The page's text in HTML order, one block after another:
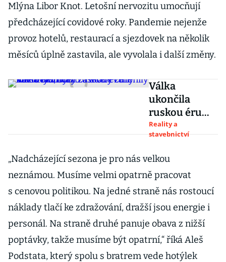
Mlýna Libor Knot. Letošní nervozitu umocňují
předcházející covidové roky. Pandemie nejenže
provoz hotelů, restaurací a sjezdovek na několik
měsíců úplně zastavila, ale vyvolala i další změny.
Válka
ukončila
ruskou éru
Karlových
Varů. Hotely
změnily
klientelu, byty
za staré ceny
nikdo nechce
Reality a
stavebnictví
„Nadcházející sezona je pro nás velkou
neznámou. Musíme velmi opatrně pracovat
s cenovou politikou. Na jedné straně nás rostoucí
náklady tlačí ke zdražování, dražší jsou energie i
personál. Na straně druhé panuje obava z nižší
poptávky, takže musíme být opatrní,“ říká Aleš
Podstata, který spolu s bratrem vede hotýlek